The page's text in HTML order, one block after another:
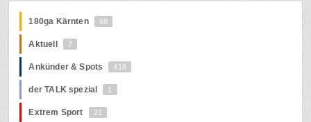
180ga Kärnten 68
Aktuell 7
Ankünder & Spots 418
der TALK spezial 1
Extrem Sport 21